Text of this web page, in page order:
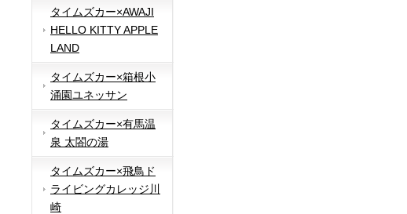
タイムズカー×AWAJI
HELLO KITTY APPLE
LAND
タイムズカー×箱根小
涌園ユネッサン
タイムズカー×有馬温
泉 太閤の湯
タイムズカー×飛鳥ド
ライビングカレッジ川
崎